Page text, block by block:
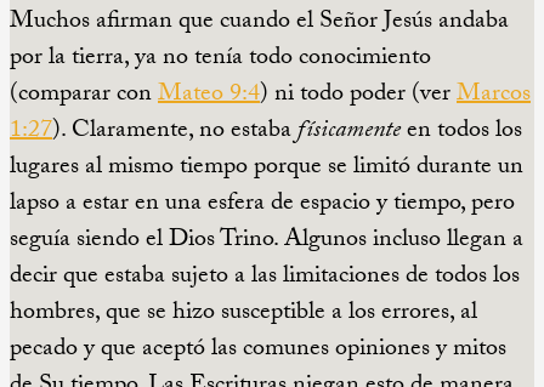
Muchos afirman que cuando el Señor Jesús andaba
por la tierra, ya no tenía todo conocimiento
(comparar conMateo 9:4) ni todo poder (verMarcos
1:27). Claramente, no estabafísicamenteen todos los
lugares al mismo tiempo porque se limitó durante un
lapso a estar en una esfera de espacio y tiempo, pero
seguía siendo el Dios Trino. Algunos incluso llegan a
decir que estaba sujeto a las limitaciones de todos los
hombres, que se hizo susceptible a los errores, al
pecado y que aceptó las comunes opiniones y mitos